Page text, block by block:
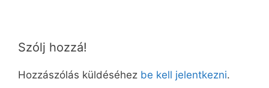
Szólj hozzá!
Hozzászólás küldéséhez be kell jelentkezni.